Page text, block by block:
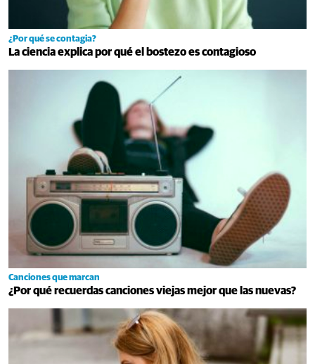
¿Por qué se contagia?
La ciencia explica por qué el bostezo es contagioso
Canciones que marcan
¿Por qué recuerdas canciones viejas mejor que las nuevas?